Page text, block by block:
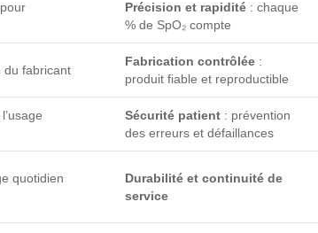
Précision et rapidité : chaque
% de SpO₂ compte
du fabricant
Fabrication contrôlée :
produit fiable et reproductible
Sécurité patient : prévention
des erreurs et défaillances
quotidien
Durabilité et continuité de
service